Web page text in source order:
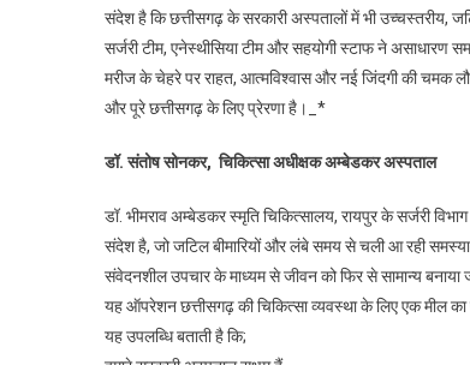
संदेश है कि छत्तीसगढ़ के सरकारी अस्पतालों में भी उच्चस्तरीय,
सर्जरी टीम, एनेस्थीसिया टीम और सहयोगी स्टाफ ने
मरीज के चेहरे पर राहत, आत्मविश्वास और नई जिंदगी की चमक
और पूरे छत्तीसगढ़ के लिए प्रेरणा है।_*
डॉ. संतोष सोनकर, चिकित्सा अधीक्षक अम्बेडकर अस्पताल
डॉ. भीमराव अम्बेडकर स्मृति चिकित्सालय, रायपुर के सर्जरी
संदेश है, जो जटिल बीमारियों और लंबे समय से चली आ रही
संवेदनशील उपचार के माध्यम से जीवन को फिर से सामान्य बनाया
यह ऑपरेशन छत्तीसगढ़ की चिकित्सा व्यवस्था के लिए एक मील
यह उपलब्धि बताती है कि;